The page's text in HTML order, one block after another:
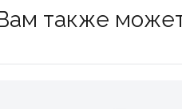
Light использует
также